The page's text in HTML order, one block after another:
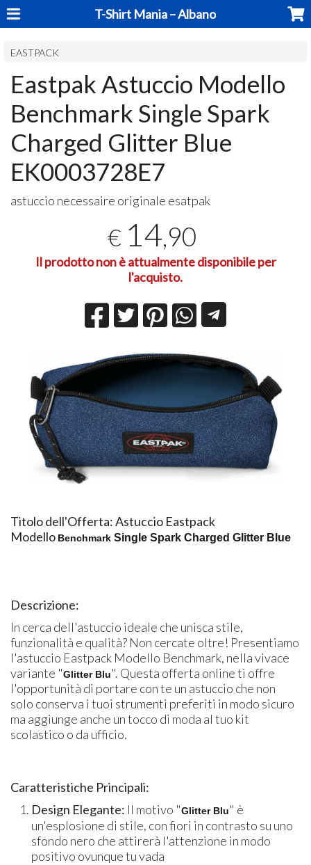
T-Shirt Mania – Albano
EASTPACK
Eastpak Astuccio Modello
Benchmark Single Spark
Charged Glitter Blue
EK0003728E7
astuccio necessaire originale esatpak
€ 14,90
Il prodotto non è attualmente disponibile per
l'acquisto.
Titolo dell'Offerta: Astuccio Eastpack
Modello BenchmarkSingle Spark Charged Glitter Blue
Descrizione:
In cerca dell'astuccio ideale che unisca stile,
funzionalità e qualità? Non cercate oltre! Presentiamo
l'astuccio Eastpack Modello Benchmark, nella vivace
variante "​Glitter Blu". Questa offerta online ti offre
l'opportunità di portare con te un astuccio che non
solo conserva i tuoi strumenti preferiti in modo sicuro
ma aggiunge anche un tocco di moda al tuo kit
scolastico o da ufficio.
Caratteristiche Principali:
Design Elegante: Il motivo "​Glitter Blu" è
un'esplosione di stile, con fiori in contrasto su uno
sfondo nero che attirerà l'attenzione in modo
positivo ovunque tu vada